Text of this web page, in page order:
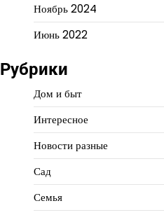
Ноябрь 2024
Июнь 2022
Рубрики
Дом и быт
Интересное
Новости разные
Сад
Семья